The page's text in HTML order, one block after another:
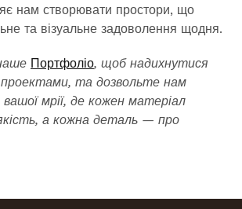
нам створювати простори, що
та візуальне задоволення щодня.
Портфоліо, щоб надихнутися
проектами, та дозвольте нам
мрії, де кожен матеріал
а кожна деталь — про